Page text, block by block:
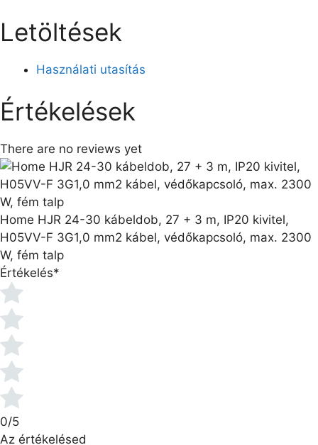
Letöltések
Használati utasítás
Értékelések
There are no reviews yet
Home HJR 24-30 kábeldob, 27 + 3 m, IP20 kivitel,
H05VV-F 3G1,0 mm2 kábel, védőkapcsoló, max. 2300
W, fém talp
Értékelés*
0/5
Az értékelésed